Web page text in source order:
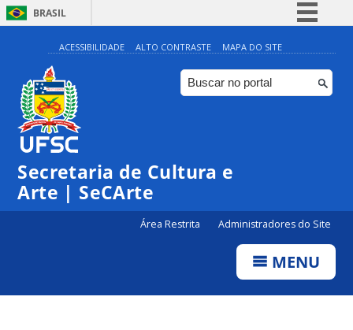
BRASIL
Simplifique!
Comunica BR
Participe
ACESSIBILIDADE ALTO CONTRASTE MAPA DO SITE
Secretaria de Cultura e
Arte | SeCArte
Área Restrita Administradores do Site
MENU
0:00
1:00